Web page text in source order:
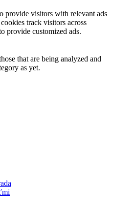
provide visitors with relevant ads
track visitors across
provide customized ads.
that are being analyzed and
as yet.